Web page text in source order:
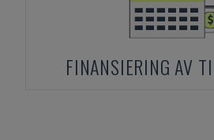
FINANSIERING AV